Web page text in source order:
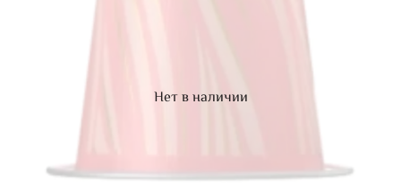
Нет в наличии